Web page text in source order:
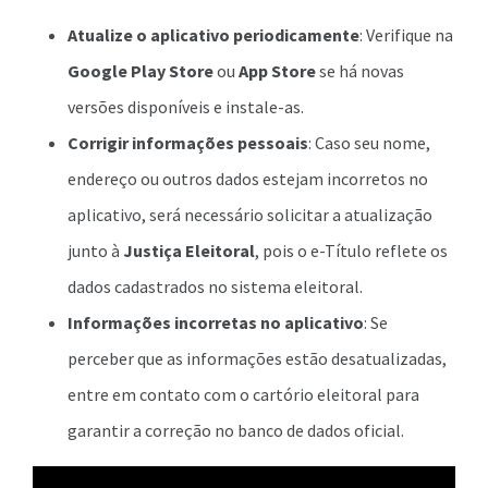
Atualize o aplicativo periodicamente: Verifique na
Google Play Storeou App Storese há novas
versões disponíveis e instale-as.
Corrigir informações pessoais: Caso seu nome,
endereço ou outros dados estejam incorretos no
aplicativo, será necessário solicitar a atualização
junto à Justiça Eleitoral, pois o e-Título reflete os
dados cadastrados no sistema eleitoral.
Informações incorretas no aplicativo: Se
perceber que as informações estão desatualizadas,
entre em contato com o cartório eleitoral para
garantir a correção no banco de dados oficial.